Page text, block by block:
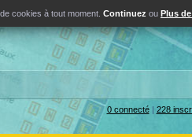
cookies à tout moment. Continuez ou Plus
0 connecté| 228